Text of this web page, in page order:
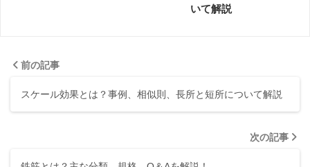
いて解説
前の記事
スケール効果とは？事例、相似則、長所と短所について解説
次の記事